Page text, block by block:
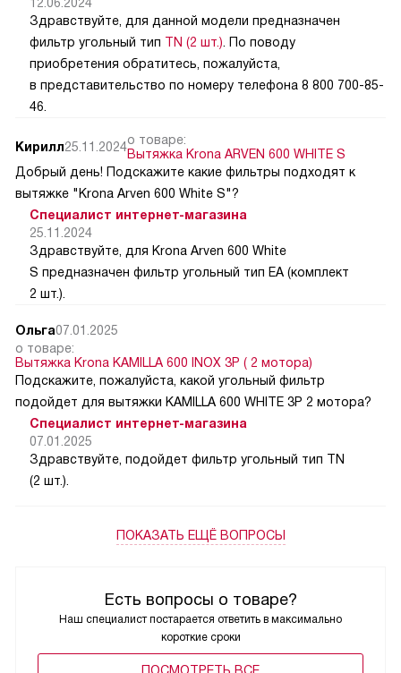
Есть вопросы о товаре?
Наш специалист постарается ответить в максимально
короткие сроки
12.06.2024
Здравствуйте, для данной модели предназначен
фильтр угольный тип TN (2 шт.). По поводу
приобретения обратитесь, пожалуйста,
в представительство по номеру телефона 8 800 700-85-
46.
Кирилл25.11.2024о товаре:
Вытяжка Krona ARVEN 600 WHITE S
Добрый день! Подскажите какие фильтры подходят к
вытяжке "Krona Arven 600 White S"?
Специалист интернет-магазина
25.11.2024
Здравствуйте, для Krona Arven 600 White
S предназначен фильтр угольный тип EA (комплект
2 шт.).
Ольга07.01.2025
о товаре:
Вытяжка Krona KAMILLA 600 INOX 3P ( 2 мотора)
Подскажите, пожалуйста, какой угольный фильтр
подойдет для вытяжки KAMILLA 600 WHITE 3P 2 мотора?
Специалист интернет-магазина
07.01.2025
Здравствуйте, подойдет фильтр угольный тип TN
(2 шт.).
ПОКАЗАТЬ ЕЩЁ ВОПРОСЫ